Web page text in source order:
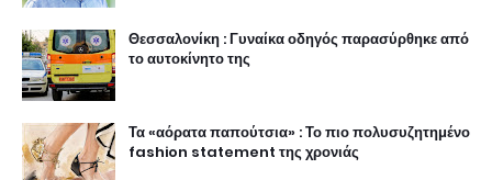
Θεσσαλονίκη : Γυναίκα οδηγός παρασύρθηκε από
το αυτοκίνητο της
Τα «αόρατα παπούτσια» : Το πιο πολυσυζητημένο
fashion statement της χρονιάς